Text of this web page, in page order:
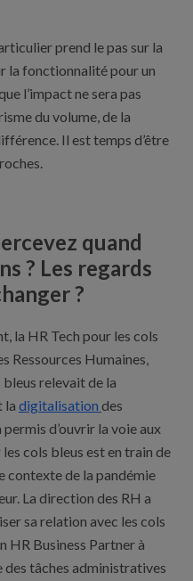
prend le pas sur la
la fonctionnalité pour un
l’impact ne sera pas
du volume, de la
Il est temps d’être
quand
? Les regards
?
la HR Tech pour les cols
Ressources Humaines,
relevait de la
la digitalisation des
d’ouvrir la voie aux
cols bleus est en train de
contexte de la pandémie
La direction des RH a
sa relation avec les cols
HR Business Partner à
des tâches administratives